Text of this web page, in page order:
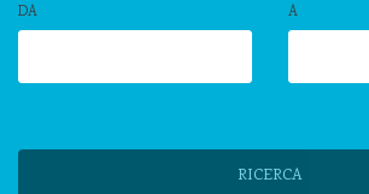
DA A
RICERCA